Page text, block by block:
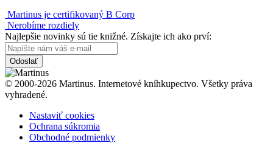
Martinus je certifikovaný B Corp
Nerobíme rozdiely
Najlepšie novinky sú tie knižné. Získajte ich ako prví:
Odoslať
© 2000-2026 Martinus. Internetové kníhkupectvo. Všetky práva
vyhradené.
Nastaviť cookies
Ochrana súkromia
Obchodné podmienky